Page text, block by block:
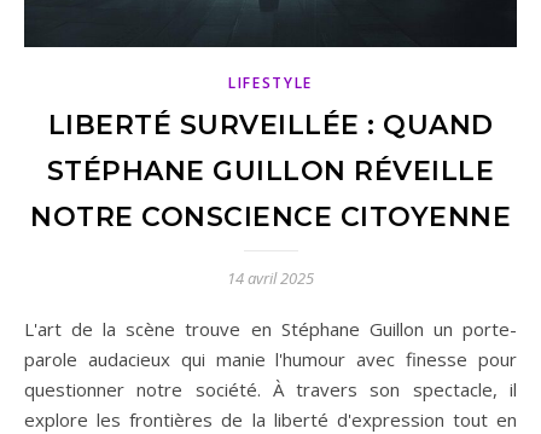
LIFESTYLE
LIBERTÉ SURVEILLÉE : QUAND
STÉPHANE GUILLON RÉVEILLE
NOTRE CONSCIENCE CITOYENNE
14 avril 2025
L'art de la scène trouve en Stéphane Guillon un porte-
parole audacieux qui manie l'humour avec finesse pour
questionner notre société. À travers son spectacle, il
explore les frontières de la liberté d'expression tout en